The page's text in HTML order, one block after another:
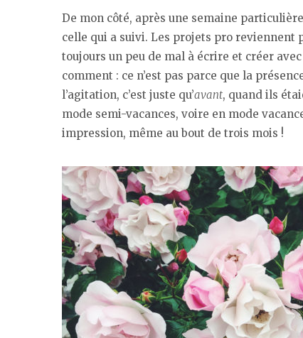
De mon côté, après une semaine
celle qui a suivi. Les projets pro reviennent
toujours un peu de mal à écrire et créer
comment : ce n’est pas parce que la
l’agitation, c’est juste qu’avant, quand ils
mode semi-vacances, voire en mode
impression, même au bout de trois mois !